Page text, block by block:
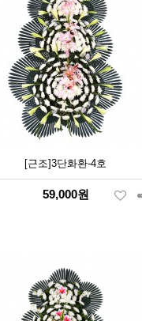
[근조]3단화환-4호
59,000원